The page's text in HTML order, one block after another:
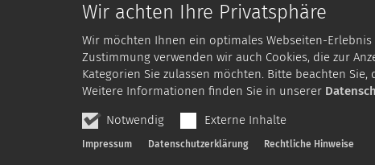
Wir achten Ihre Privatsphäre
Wir möchten Ihnen ein optimales Webseiten-
Zustimmung verwenden wir auch Cookies, die zur
Kategorien Sie zulassen möchten. Bitte beachten
Weitere Informationen finden Sie in unserer
Notwendig Externe Inhalte
Impressum Datenschutzerklärung Rechtliche Hinweise